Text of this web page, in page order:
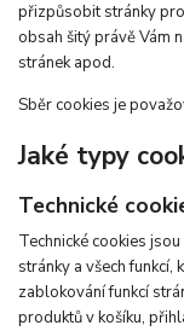
přizpůsobit stránky
obsah šitý právě Vám
stránek apod.
Sběr cookies je
Jaké typy
Technické
Technické cookies
stránky a všech
zablokování funkcí
produktů v košíku,